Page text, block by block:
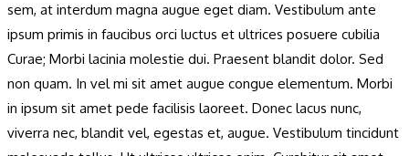
sem, at interdum magna augue eget diam. Vestibulum ante
ipsum primis in faucibus orci luctus et ultrices posuere cubilia
Curae; Morbi lacinia molestie dui. Praesent blandit dolor. Sed
non quam. In vel mi sit amet augue congue elementum. Morbi
in ipsum sit amet pede facilisis laoreet. Donec lacus nunc,
viverra nec, blandit vel, egestas et, augue. Vestibulum tincidunt